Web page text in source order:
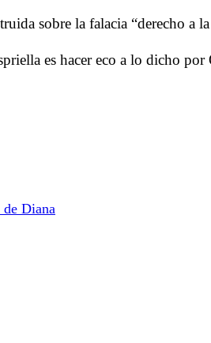
sobre la falacia “derecho a
es hacer eco a lo dicho
Diana